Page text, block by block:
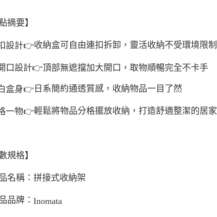
摘要】
設計👉收納盒可自由連扣拆卸，靈活收納不受環境限制
口設計👉頂部無遮擋加大開口，取物順暢完全不卡手
盒身👉 日系簡約通透質感，收納物品一目了然
一物👉輕鬆將物品分格擺放收納，打造舒適整潔的居
規格】
名稱：拼接式收納架
品牌：Inomata